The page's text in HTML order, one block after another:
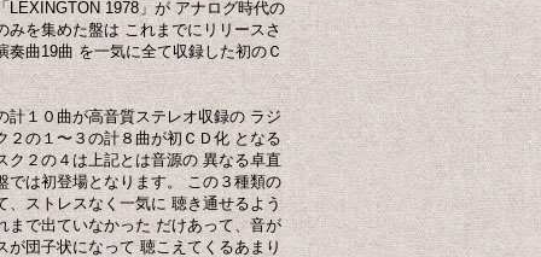
LEXINGTON 1978」が アナログ時代の
を集めた盤は これまでにリリースさ
曲19曲 を一気に全て収録した初のＣ
計１０曲が高音質ステレオ収録の ラジ
２の１〜３の計８曲が初ＣＤ化 となる
ク２の４は上記とは音源の 異なる卓直
では初登場となります。 この３種類の
ストレスなく一気に 聴き通せるよう
まで出ていなかった だけあって、音が
団子状になって 聴こえてくるあまり